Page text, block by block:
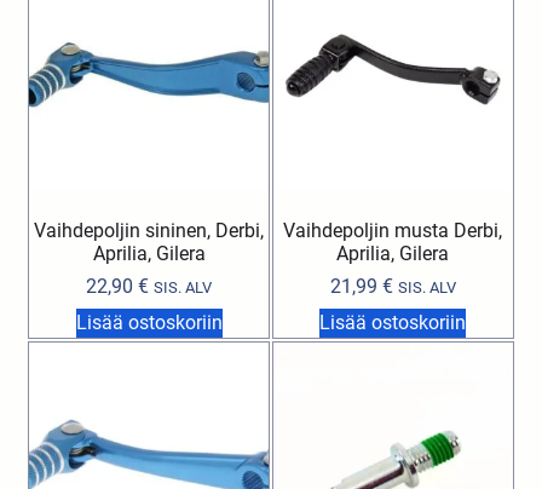
Vaihdepoljin sininen, Derbi,
Aprilia, Gilera
22,90€ SIS. ALV
Lisää ostoskoriin
Vaihdepoljin musta Derbi,
Aprilia, Gilera
21,99 € SIS. ALV
Lisää ostoskoriin